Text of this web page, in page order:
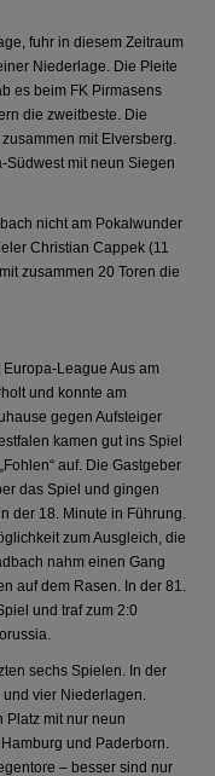
fuhr in diesem Zeitraum
Niederlage. Die Pleite
es beim FK Pirmasens
die zweitbeste. Die
mit Elversberg.
Südwest mit neun Siegen
nicht am Pokalwunder
Christian Cappek (11
zusammen 20 Toren die
League Aus am
und konnte am
gegen Aufsteiger
kamen gut ins Spiel
auf. Die Gastgeber
das Spiel und gingen
der 18. Minute in Führung.
zum Ausgleich, die
nahm einen Gang
auf dem Rasen. In der 81.
und traf zum 2:0
sechs Spielen. In der
und vier Niederlagen.
Platz mit nur neun
und Paderborn.
– besser sind nur